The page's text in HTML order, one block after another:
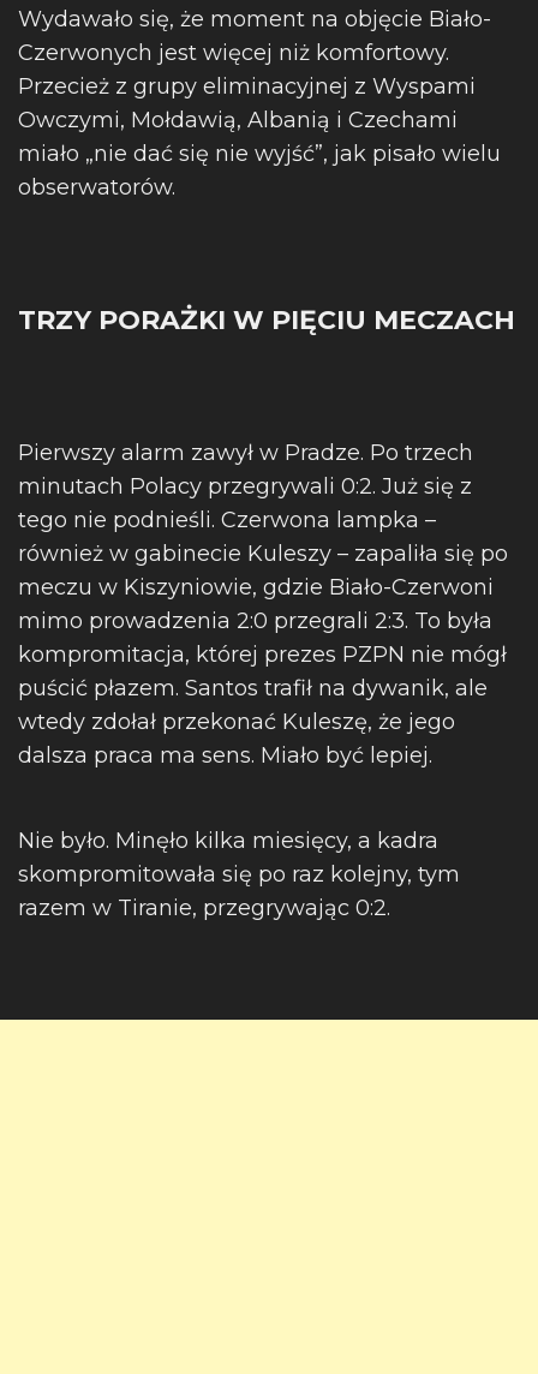
Wydawało się, że moment na objęcie Biało-
Czerwonych jest więcej niż komfortowy.
Przecież z grupy eliminacyjnej z Wyspami
Owczymi, Mołdawią, Albanią i Czechami
miało „nie dać się nie wyjść”, jak pisało wielu
obserwatorów.
TRZY PORAŻKI W PIĘCIU MECZACH
Pierwszy alarm zawył w Pradze. Po trzech
minutach Polacy przegrywali 0:2. Już się z
tego nie podnieśli. Czerwona lampka –
również w gabinecie Kuleszy – zapaliła się po
meczu w Kiszyniowie, gdzie Biało-Czerwoni
mimo prowadzenia 2:0 przegrali 2:3. To była
kompromitacja, której prezes PZPN nie mógł
puścić płazem. Santos trafił na dywanik, ale
wtedy zdołał przekonać Kuleszę, że jego
dalsza praca ma sens. Miało być lepiej.
Nie było. Minęło kilka miesięcy, a kadra
skompromitowała się po raz kolejny, tym
razem w Tiranie, przegrywając 0:2.